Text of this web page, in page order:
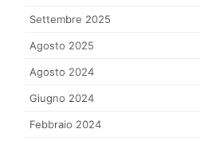
Settembre 2025
Agosto 2025
Agosto 2024
Giugno 2024
Febbraio 2024